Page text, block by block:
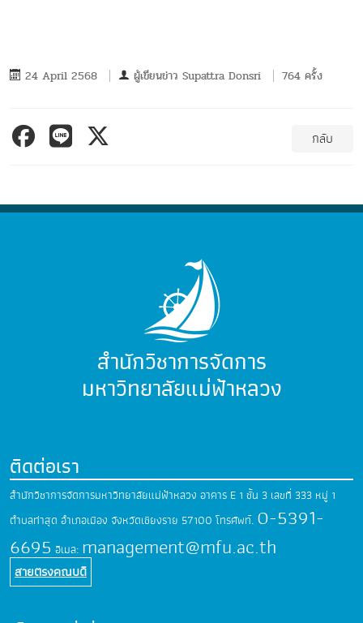
24 April 2568 ผู้เขียนข่าว Supattra Donsri 764 ครั้ง
กลับ
สำนักวิชาการจัดการ
มหาวิทยาลัยแม่ฟ้าหลวง
ติดต่อเรา
สำนักวิชาการจัดการมหาวิทยาลัยแม่ฟ้าหลวง อาคาร E 1 ชั้น 3 เลขที่ 333 หมู่ 1
ตำบลท่าสุด อำเภอเมือง จังหวัดเชียงราย 57100 โทรศัพท์. 0-5391-
6695 อีเมล: management@mfu.ac.th
สายตรงคณบดี